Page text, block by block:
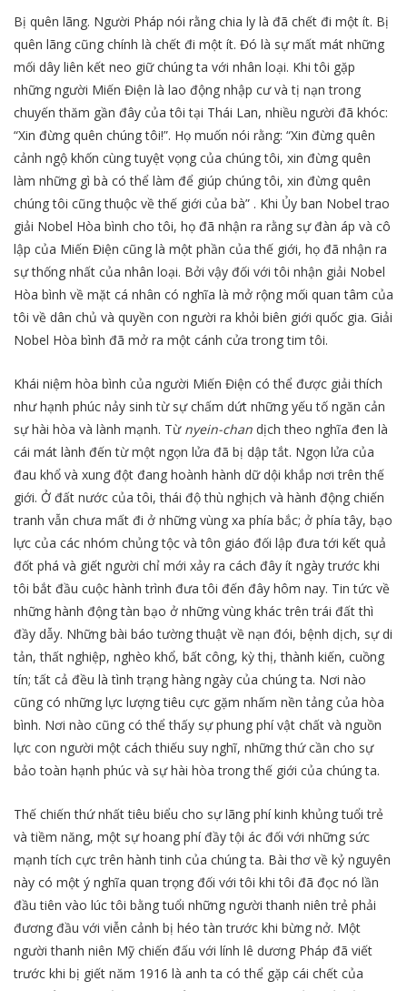
Bị quên lãng. Người Pháp nói rằng chia ly là đã chết đi một ít. Bị
quên lãng cũng chính là chết đi một ít. Đó là sự mất mát những
mối dây liên kết neo giữ chúng ta với nhân loại. Khi tôi gặp
những người Miến Điện là lao động nhập cư và tị nạn trong
chuyến thăm gần đây của tôi tại Thái Lan, nhiều người đã khóc:
“Xin đừng quên chúng tôi!”. Họ muốn nói rằng: “Xin đừng quên
cảnh ngộ khốn cùng tuyệt vọng của chúng tôi, xin đừng quên
làm những gì bà có thể làm để giúp chúng tôi, xin đừng quên
chúng tôi cũng thuộc về thế giới của bà” . Khi Ủy ban Nobel trao
giải Nobel Hòa bình cho tôi, họ đã nhận ra rằng sự đàn áp và cô
lập của Miến Điện cũng là một phần của thế giới, họ đã nhận ra
sự thống nhất của nhân loại. Bởi vậy đối với tôi nhận giải Nobel
Hòa bình về mặt cá nhân có nghĩa là mở rộng mối quan tâm của
tôi về dân chủ và quyền con người ra khỏi biên giới quốc gia. Giải
Nobel Hòa bình đã mở ra một cánh cửa trong tim tôi.
Khái niệm hòa bình của người Miến Điện có thể được giải thích
như hạnh phúc nảy sinh từ sự chấm dứt những yếu tố ngăn cản
sự hài hòa và lành mạnh. Từ nyein-chan dịch theo nghĩa đen là
cái mát lành đến từ một ngọn lửa đã bị dập tắt. Ngọn lửa của
đau khổ và xung đột đang hoành hành dữ dội khắp nơi trên thế
giới. Ở đất nước của tôi, thái độ thù nghịch và hành động chiến
tranh vẫn chưa mất đi ở những vùng xa phía bắc; ở phía tây, bạo
lực của các nhóm chủng tộc và tôn giáo đối lập đưa tới kết quả
đốt phá và giết người chỉ mới xảy ra cách đây ít ngày trước khi
tôi bắt đầu cuộc hành trình đưa tôi đến đây hôm nay. Tin tức về
những hành động tàn bạo ở những vùng khác trên trái đất thì
đầy dẫy. Những bài báo tường thuật về nạn đói, bệnh dịch, sự di
tản, thất nghiệp, nghèo khổ, bất công, kỳ thị, thành kiến, cuồng
tín; tất cả đều là tình trạng hàng ngày của chúng ta. Nơi nào
cũng có những lực lượng tiêu cực gặm nhấm nền tảng của hòa
bình. Nơi nào cũng có thể thấy sự phung phí vật chất và nguồn
lực con người một cách thiếu suy nghĩ, những thứ cần cho sự
bảo toàn hạnh phúc và sự hài hòa trong thế giới của chúng ta.
Thế chiến thứ nhất tiêu biểu cho sự lãng phí kinh khủng tuổi trẻ
và tiềm năng, một sự hoang phí đầy tội ác đối với những sức
mạnh tích cực trên hành tinh của chúng ta. Bài thơ về kỷ nguyên
này có một ý nghĩa quan trọng đối với tôi khi tôi đã đọc nó lần
đầu tiên vào lúc tôi bằng tuổi những người thanh niên trẻ phải
đương đầu với viễn cảnh bị héo tàn trước khi bừng nở. Một
người thanh niên Mỹ chiến đấu với lính lê dương Pháp đã viết
trước khi bị giết năm 1916 là anh ta có thể gặp cái chết của